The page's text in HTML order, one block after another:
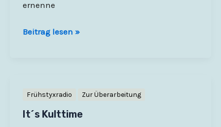
2010
ernenne
Der
Beitrag lesen »
Frühstyxradio Zur Überarbeitung
It´s Kulttime